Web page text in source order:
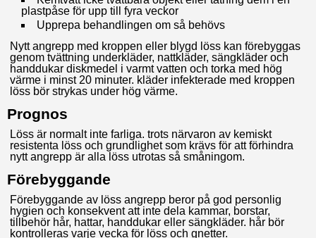
plastpåse för upp till fyra veckor
Upprepa behandlingen om så behövs
Nytt angrepp med kroppen eller blygd löss kan förebyggas
genom tvättning underkläder, nattkläder, sängkläder och
handdukar diskmedel i varmt vatten och torka med hög
värme i minst 20 minuter. kläder infekterade med kroppen
löss bör strykas under hög värme.
Prognos
Löss är normalt inte farliga. trots närvaron av kemiskt
resistenta löss och grundlighet som krävs för att förhindra
nytt angrepp är alla löss utrotas så småningom.
Förebyggande
Förebyggande av löss angrepp beror på god personlig
hygien och konsekvent att inte dela kammar, borstar,
tillbehör hår, hattar, handdukar eller sängkläder. hår bör
kontrolleras varje vecka för löss och gnetter.